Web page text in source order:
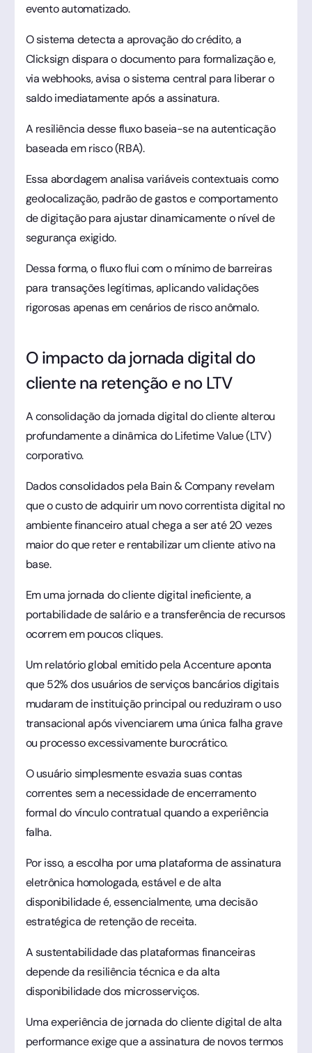
evento automatizado.
O sistema detecta a aprovação do crédito, a
Clicksign dispara o documento para formalização e,
via webhooks, avisa o sistema central para liberar o
saldo imediatamente após a assinatura.
A resiliência desse fluxo baseia-se na autenticação
baseada em risco (RBA).
Essa abordagem analisa variáveis contextuais como
geolocalização, padrão de gastos e comportamento
de digitação para ajustar dinamicamente o nível de
segurança exigido.
Dessa forma, o fluxo flui com o mínimo de barreiras
para transações legítimas, aplicando validações
rigorosas apenas em cenários de risco anômalo.
O impacto da jornada digital do
cliente na retenção e no LTV
A consolidação da jornada digital do cliente alterou
profundamente a dinâmica do Lifetime Value (LTV)
corporativo.
Dados consolidados pela Bain & Company revelam
que o custo de adquirir um novo correntista digital no
ambiente financeiro atual chega a ser até 20 vezes
maior do que reter e rentabilizar um cliente ativo na
base.
Em uma jornada do cliente digital ineficiente, a
portabilidade de salário e a transferência de recursos
ocorrem em poucos cliques.
Um relatório global emitido pela Accenture aponta
que 52% dos usuários de serviços bancários digitais
mudaram de instituição principal ou reduziram o uso
transacional após vivenciarem uma única falha grave
ou processo excessivamente burocrático.
O usuário simplesmente esvazia suas contas
correntes sem a necessidade de encerramento
formal do vínculo contratual quando a experiência
falha.
Por isso, a escolha por uma plataforma de assinatura
eletrônica homologada, estável e de alta
disponibilidade é, essencialmente, uma decisão
estratégica de retenção de receita.
A sustentabilidade das plataformas financeiras
depende da resiliência técnica e da alta
disponibilidade dos microsserviços.
Uma experiência de jornada do cliente digital de alta
performance exige que a assinatura de novos termos